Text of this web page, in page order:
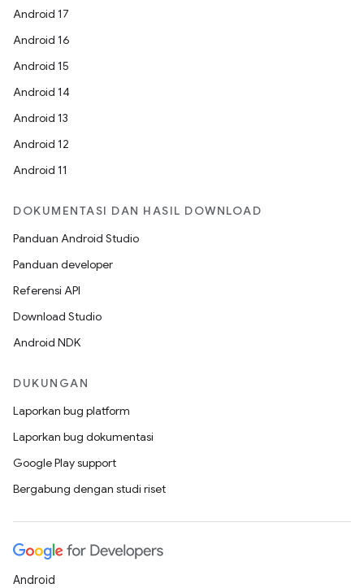
Android 17
Android 16
Android 15
Android 14
Android 13
Android 12
Android 11
DOKUMENTASI DAN HASIL DOWNLOAD
Panduan Android Studio
Panduan developer
Referensi API
Download Studio
Android NDK
DUKUNGAN
Laporkan bug platform
Laporkan bug dokumentasi
Google Play support
Bergabung dengan studi riset
Android